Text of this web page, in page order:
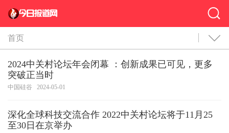
首页
2024中关村论坛年会闭幕 ：创新成果已可见，更多
突破正当时
中国硅谷 2024-05-01
深化全球科技交流合作 2022中关村论坛将于11月25
至30日在京举办